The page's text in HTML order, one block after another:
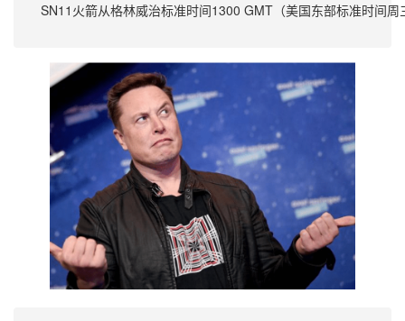
SN11火箭从格林威治标准时间1300 GMT（美国东部标准时间